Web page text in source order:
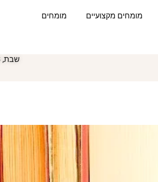
מומחים מקצועיים מומחים
שבת, 08 באוגוסט 2026